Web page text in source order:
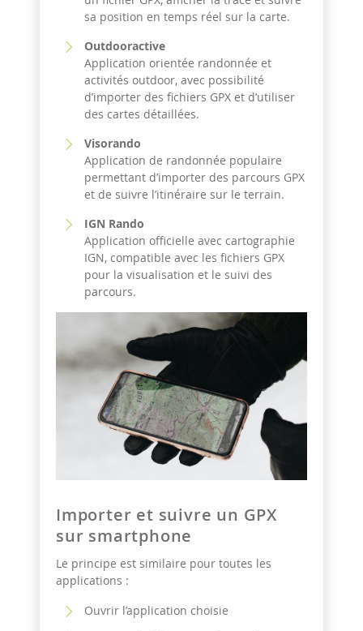
sa position en temps réel sur la carte.
Outdooractive
Application orientée randonnée et
activités outdoor, avec possibilité
d’importer des fichiers GPX et d’utiliser
des cartes détaillées.
Visorando
Application de randonnée populaire
permettant d’importer des parcours GPX
et de suivre l’itinéraire sur le terrain.
IGN Rando
Application officielle avec cartographie
IGN, compatible avec les fichiers GPX
pour la visualisation et le suivi des
parcours.
Importer et suivre un GPX
sur smartphone
Le principe est similaire pour toutes les
applications :
Ouvrir l’application choisie